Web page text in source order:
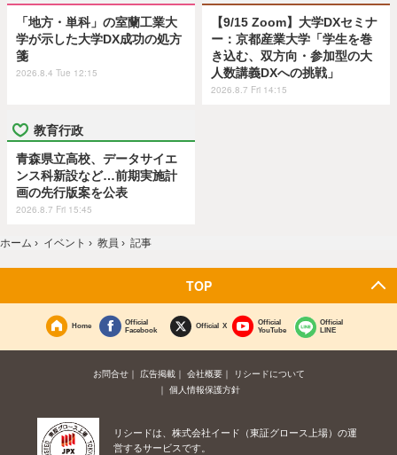
「地方・単科」の室蘭工業大
学が示した大学DX成功の処方
箋
2026.8.4 Tue 12:15
【9/15 Zoom】大学DXセミナ
ー：京都産業大学「学生を巻
き込む、双方向・参加型の大
人数講義DXへの挑戦」
2026.8.7 Fri 14:15
教育行政
青森県立高校、データサイエ
ンス科新設など…前期実施計
画の先行版案を公表
2026.8.7 Fri 15:45
ホーム › イベント › 教員 › 記事
TOP
Home
Official
Facebook
Official X
Official
YouTube
Official
LINE
お問合せ 広告掲載 会社概要
リシードについて
個人情報保護方針
リシードは、株式会社イード（東証グロース上場）の運
営するサービスです。